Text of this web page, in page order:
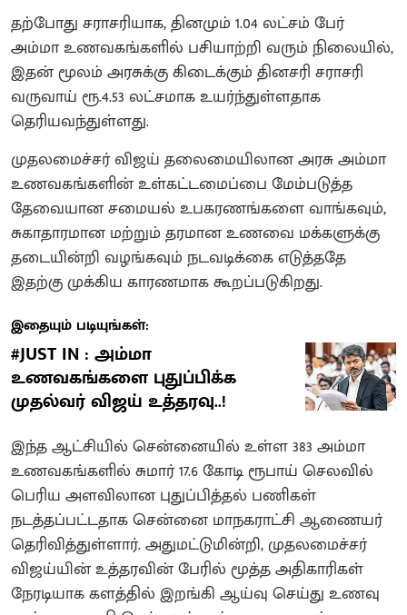
தற்போது சராசரியாக, தினமும் 1.04 லட்சம் பேர்
அம்மா உணவகங்களில் பசியாற்றி வரும் நிலையில்,
இதன் மூலம் அரசுக்கு கிடைக்கும் தினசரி சராசரி
வருவாய் ரூ.4.53 லட்சமாக உயர்ந்துள்ளதாக
தெரியவந்துள்ளது.
முதலமைச்சர் விஜய் தலைமையிலான அரசு அம்மா
உணவகங்களின் உள்கட்டமைப்பை மேம்படுத்த
தேவையான சமையல் உபகரணங்களை வாங்கவும்,
சுகாதாரமான மற்றும் தரமான உணவை மக்களுக்கு
தடையின்றி வழங்கவும் நடவடிக்கை எடுத்ததே
இதற்கு முக்கிய காரணமாக கூறப்படுகிறது.
இதையும் படியுங்கள்:
#JUST IN : அம்மா
உணவகங்களை புதுப்பிக்க
முதல்வர் விஜய் உத்தரவு..!
இந்த ஆட்சியில் சென்னையில் உள்ள 383 அம்மா
உணவகங்களில் சுமார் 17.6 கோடி ரூபாய் செலவில்
பெரிய அளவிலான புதுப்பித்தல் பணிகள்
நடத்தப்பட்டதாக சென்னை மாநகராட்சி ஆணையர்
தெரிவித்துள்ளார். அதுமட்டுமின்றி, முதலமைச்சர்
விஜய்யின் உத்தரவின் பேரில் மூத்த அதிகாரிகள்
நேரடியாக களத்தில் இறங்கி ஆய்வு செய்து உணவு